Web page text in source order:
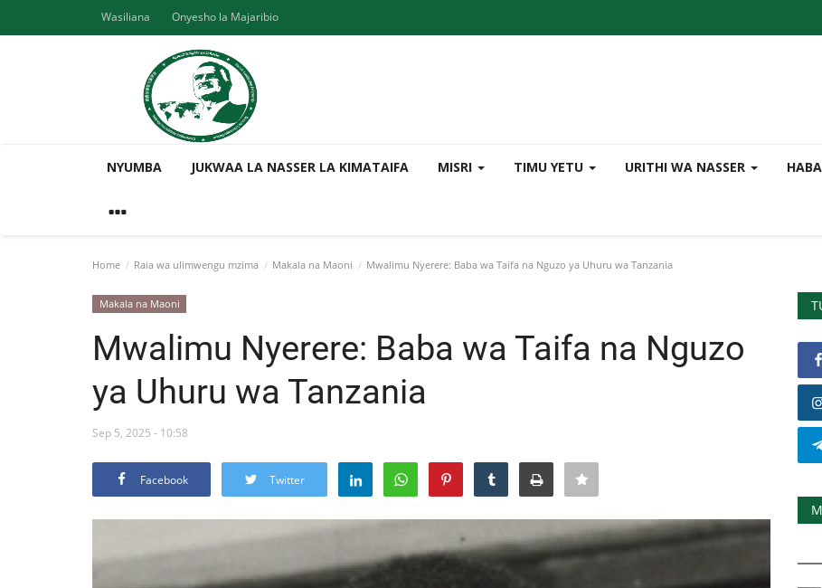
Wasiliana Onyesho la Majaribio
NYUMBA JUKWAA LA NASSER LA KIMATAIFA MISRI TIMU YETU URITHI WA NASSER
Home Raia wa ulimwengu mzima Makala na Maoni Mwalimu Nyerere: Baba wa Taifa na Nguzo ya Uhuru wa Tanzania
Makala na Maoni
Mwalimu Nyerere: Baba wa Taifa na Nguzo
ya Uhuru wa Tanzania
Sep 5, 2025 - 10:58
Facebook Twitter